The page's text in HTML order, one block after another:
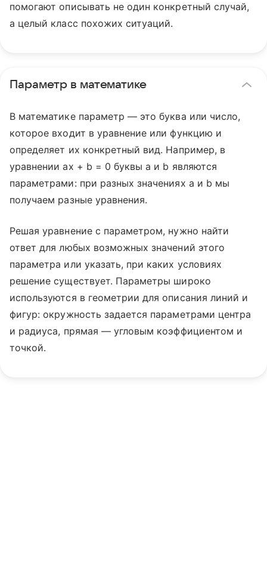
помогают описывать не один конкретный случай,
а целый класс похожих ситуаций.
Параметр в математике
В математике параметр — это буква или число,
которое входит в уравнение или функцию и
определяет их конкретный вид. Например, в
уравнении ax + b = 0 буквы a и b являются
параметрами: при разных значениях a и b мы
получаем разные уравнения.
Решая уравнение с параметром, нужно найти
ответ для любых возможных значений этого
параметра или указать, при каких условиях
решение существует. Параметры широко
используются в геометрии для описания линий и
фигур: окружность задается параметрами центра
и радиуса, прямая — угловым коэффициентом и
точкой.